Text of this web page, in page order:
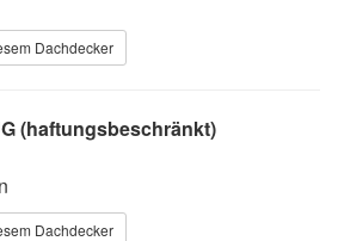
Dachdecker
(haftungsbeschränkt)
Dachdecker